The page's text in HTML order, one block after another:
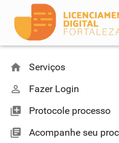
home Serviços
perm_identity Fazer Login
library_add Protocole processo
library_books Acompanhe seu